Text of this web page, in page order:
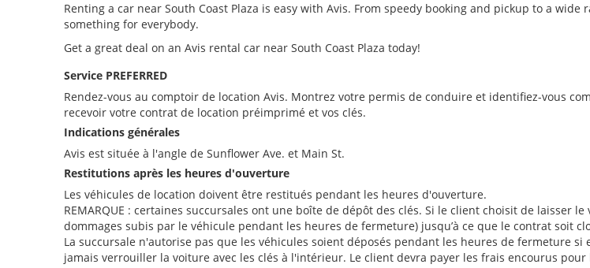
Renting a car near South Coast Plaza is easy with Avis. From speedy booking and pickup to a
something for everybody.
Get a great deal on an Avis rental car near South Coast Plaza today!
Service PREFERRED
Rendez-vous au comptoir de location Avis. Montrez votre permis de conduire et identifiez-vous
recevoir votre contrat de location préimprimé et vos clés.
Indications générales
Avis est située à l'angle de Sunflower Ave. et Main St.
Restitutions après les heures d'ouverture
Les véhicules de location doivent être restitués pendant les heures d'ouverture.
REMARQUE : certaines succursales ont une boîte de dépôt des clés. Si le client choisit de laisser
dommages subis par le véhicule pendant les heures de fermeture) jusqu’à ce que le contrat soit
La succursale n'autorise pas que les véhicules soient déposés pendant les heures de fermeture
jamais verrouiller la voiture avec les clés à l'intérieur. Le client devra payer les frais encourus